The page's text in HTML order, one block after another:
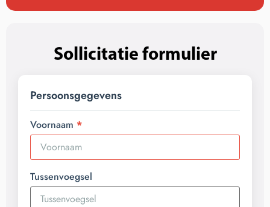
Sollicitatie formulier
Persoonsgegevens
Voornaam
Tussenvoegsel